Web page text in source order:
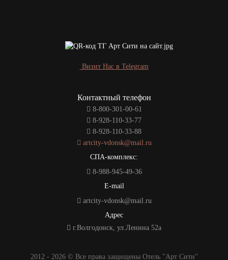
Визит Нас в Telegram
Контактный телефон
8-800-301-00-61
8-928-110-33-77
8-928-110-33-88
artcity-vdonsk@mail.ru
СПА-комплекс:
8-988-945-49-36
E-mail
artcity-vdonsk@mail.ru
Адрес
г.Волгодонск, ул.Ленина 52а
2012 - 2026 © Все права защищены Отель "Арт Сити"